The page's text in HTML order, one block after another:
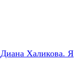
Диана Халикова. Я